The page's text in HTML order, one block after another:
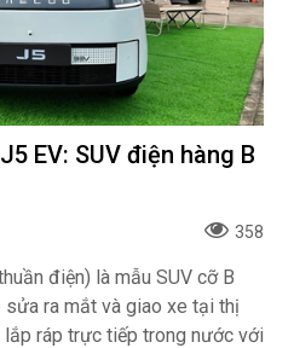
EV: SUV điện hàng B
358
điện) là mẫu SUV cỡ B
ra mắt và giao xe tại thị
ráp trực tiếp trong nước với